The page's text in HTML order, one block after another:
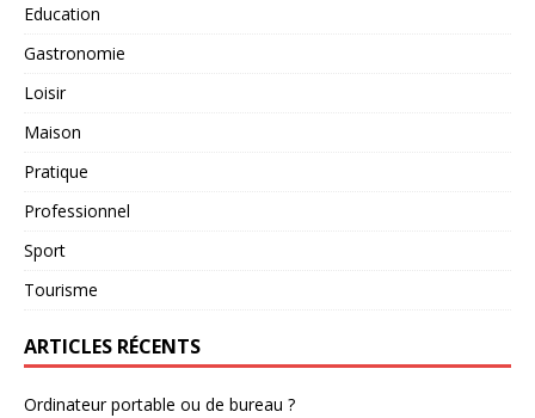
Education
Gastronomie
Loisir
Maison
Pratique
Professionnel
Sport
Tourisme
ARTICLES RÉCENTS
Ordinateur portable ou de bureau ?